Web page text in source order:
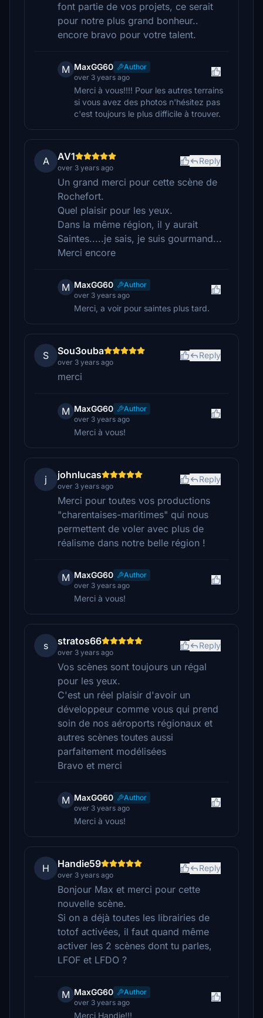
font partie de vos projets, ce serait
pour notre plus grand bonheur..
encore bravo pour votre talent.
M MaxGG60
Author
over 3 years ago
Merci à vous!!!! Pour les autres terrains
si vous avez des photos n'hésitez pas
c'est toujours le plus difficile à trouver.
A AV1
over 3 years ago
Reply
Un grand merci pour cette scène de
Rochefort.
Quel plaisir pour les yeux.
Dans la même région, il y aurait
Saintes.....je sais, je suis gourmand...
Merci encore
M MaxGG60
Author
over 3 years ago
Merci, a voir pour saintes plus tard.
S Sou3ouba
over 3 years ago
Reply
merci
M MaxGG60
Author
over 3 years ago
Merci à vous!
j johnlucas
over 3 years ago
Reply
Merci pour toutes vos productions
"charentaises-maritimes" qui nous
permettent de voler avec plus de
réalisme dans notre belle région !
M MaxGG60
Author
over 3 years ago
Merci à vous!
s stratos66
over 3 years ago
Reply
Vos scènes sont toujours un régal
pour les yeux.
C'est un réel plaisir d'avoir un
développeur comme vous qui prend
soin de nos aéroports régionaux et
autres scènes toutes aussi
parfaitement modélisées
Bravo et merci
M MaxGG60
Author
over 3 years ago
Merci à vous!
H Handie59
over 3 years ago
Reply
Bonjour Max et merci pour cette
nouvelle scène.
Si on a déjà toutes les librairies de
totof activées, il faut quand même
activer les 2 scènes dont tu parles,
LFOF et LFDO ?
M MaxGG60
Author
over 3 years ago
Merci Handie!!!